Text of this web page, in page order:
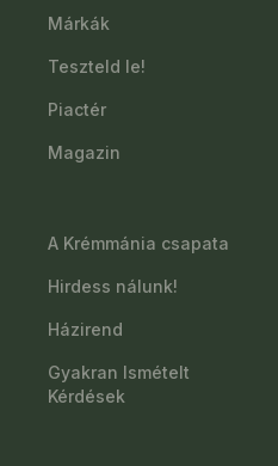
Márkák
Teszteld le!
Piactér
Magazin
A Krémmánia csapata
Hirdess nálunk!
Házirend
Gyakran Ismételt
Kérdések